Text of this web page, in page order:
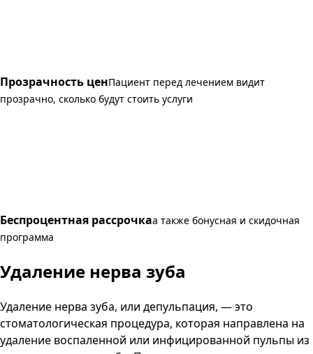
Прозрачность ценПациент перед лечением видит
прозрачно, сколько будут стоить услуги
Беспроцентная рассрочкаа также бонусная и скидочная
программа
Удаление нерва зуба
Удаление нерва зуба, или депульпация, — это
стоматологическая процедура, которая направлена на
удаление воспаленной или инфицированной пульпы из